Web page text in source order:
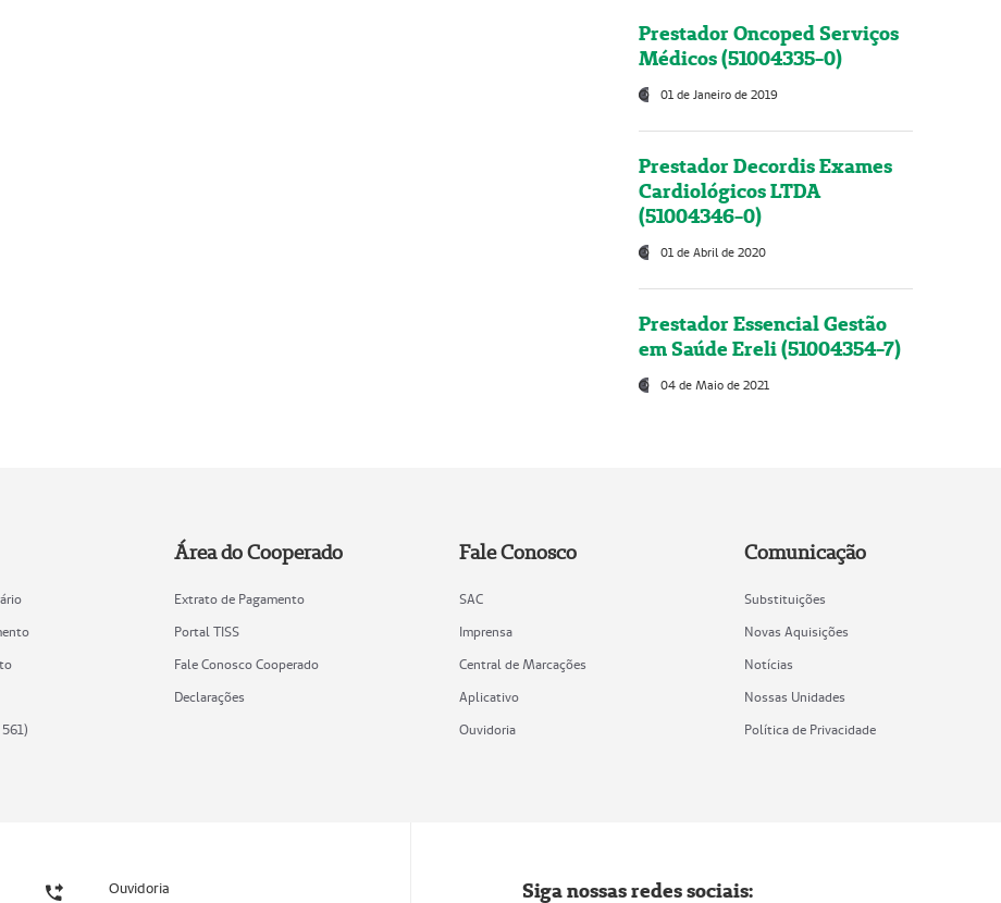
Prestador Oncoped Serviços
Médicos (51004335-0)
01 de Janeiro de 2019
Prestador Decordis Exames
Cardiológicos LTDA
(51004346-0)
01 de Abril de 2020
Prestador Essencial Gestão
em Saúde Ereli (51004354-7)
04 de Maio de 2021
Área do Cooperado
Extrato de Pagamento
Portal TISS
Fale Conosco Cooperado
Declarações
Fale Conosco
SAC
Imprensa
Central de Marcações
Aplicativo
Ouvidoria
Comunicação
Substituições
Novas Aquisições
Notícias
Nossas Unidades
Política de Privacidade
Ouvidoria Siga nossas redes sociais: